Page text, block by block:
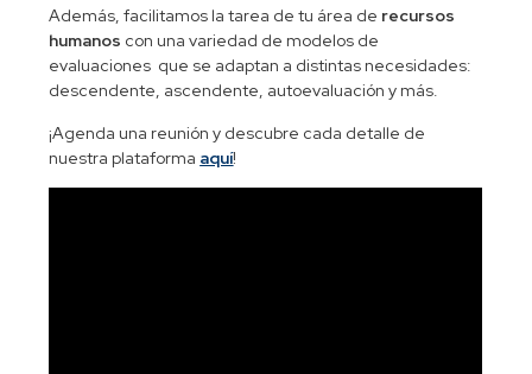
Además, facilitamos la tarea de tu área de recursos
humanos con una variedad de modelos de
evaluaciones que se adaptan a distintas necesidades:
descendente, ascendente, autoevaluación y más.
¡Agenda una reunión y descubre cada detalle de
nuestra plataforma aquí!